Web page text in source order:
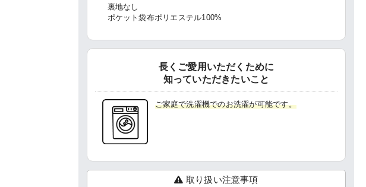
裏地なし
ポケット袋布ポリエステル100%
長くご愛用いただくために
知っていただきたいこと
ご家庭で洗濯機でのお洗濯が可能です。
取り扱い注意事項